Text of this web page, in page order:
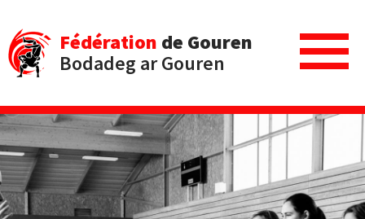
Fédération de Gouren
Bodadeg ar Gouren